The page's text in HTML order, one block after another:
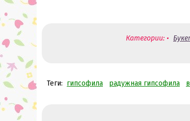
Категории: •
Теги: гипсофила радужная гипсофила